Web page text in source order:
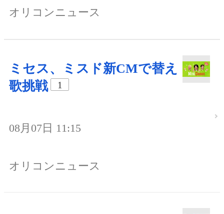
オリコンニュース
ミセス、ミスド新CMで替え
歌挑戦
1
08月07日 11:15
オリコンニュース